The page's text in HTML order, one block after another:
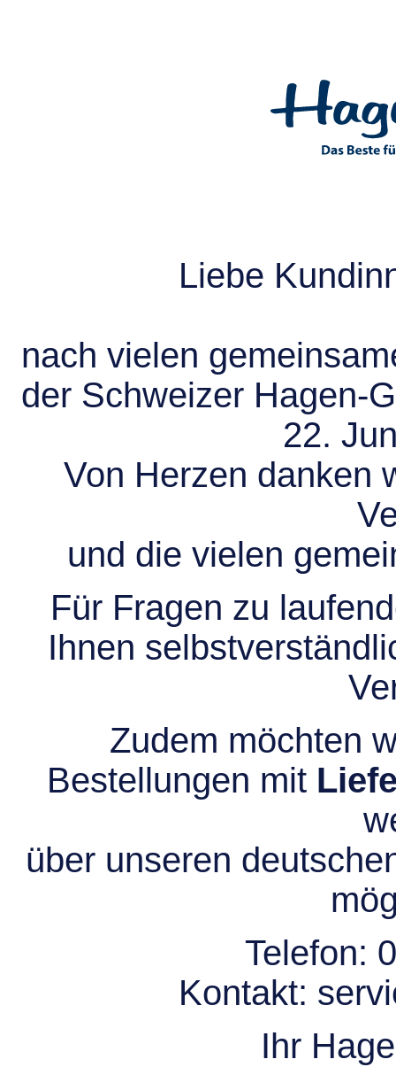
Liebe
nach vielen
der Schweizer Hagen-
22.
Von Herzen danken
und die vielen
Für Fragen zu
Ihnen
Zudem möchten
Bestellungen mit
über unseren
Telefon:
Kontakt:
Ihr